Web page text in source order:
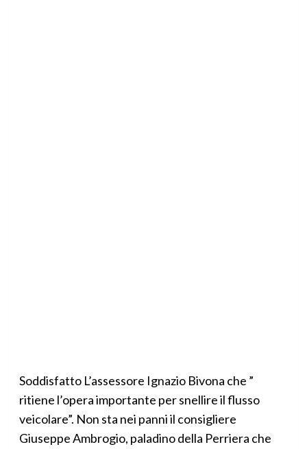
Soddisfatto L’assessore Ignazio Bivona che ”
ritiene l’opera importante per snellire il flusso
veicolare”. Non sta nei panni il consigliere
Giuseppe Ambrogio, paladino della Perriera che